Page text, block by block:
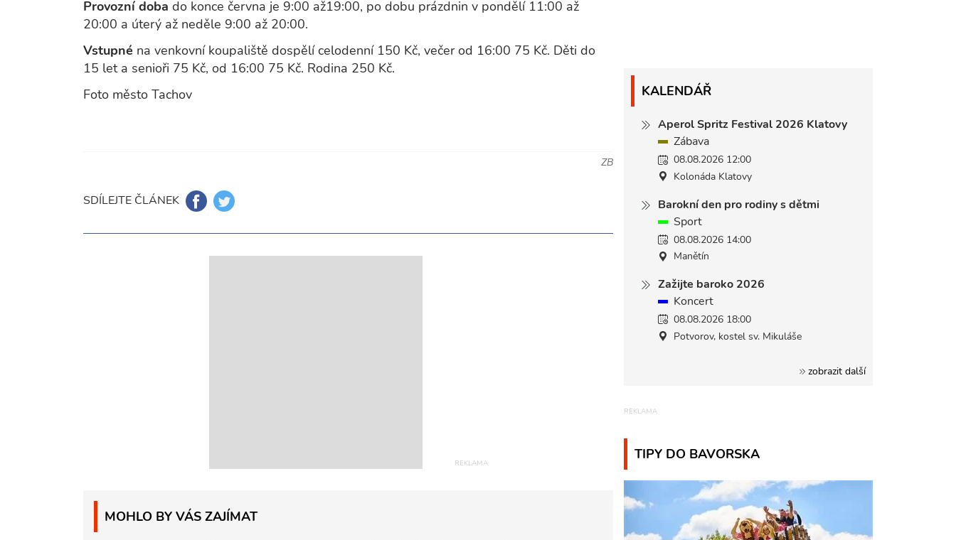
Provozní doba do konce června je 9:00 až19:00, po dobu prázdnin v pondělí 11:00 až
20:00 a úterý až neděle 9:00 až 20:00.
Vstupné na venkovní koupaliště dospělí celodenní 150 Kč, večer od 16:00 75 Kč. Děti do
15 let a senioři 75 Kč, od 16:00 75 Kč. Rodina 250 Kč.
Foto město Tachov
ZB
SDÍLEJTE ČLÁNEK
MOHLO BY VÁS ZAJÍMAT
KALENDÁŘ
Aperol Spritz Festival 2026 Klatovy
Zábava
08.08.2026 12:00
Kolonáda Klatovy
Barokní den pro rodiny s dětmi
Sport
08.08.2026 14:00
Manětín
Zažijte baroko 2026
Koncert
08.08.2026 18:00
Potvorov, kostel sv. Mikuláše
zobrazit další
TIPY DO BAVORSKA